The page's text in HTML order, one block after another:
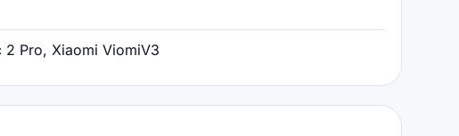
Pro, Xiaomi ViomiV3